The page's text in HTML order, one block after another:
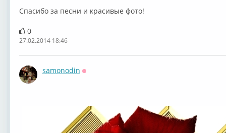
Спасибо за песни и красивые фото!
0
27.02.2014 18:46
samonodin